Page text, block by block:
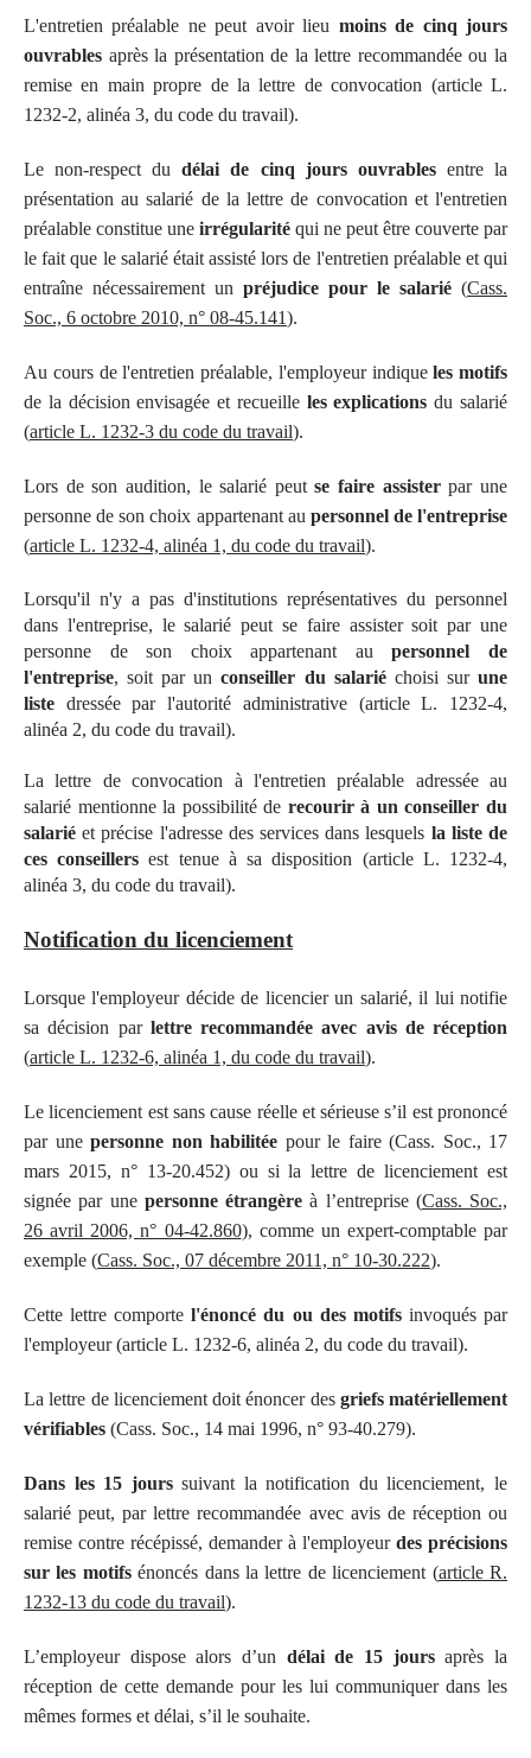
L'entretien préalable ne peut avoir lieu moins de cinq jours
ouvrables après la présentation de la lettre recommandée ou la
remise en main propre de la lettre de convocation (article L.
1232-2, alinéa 3, du code du travail).
Le non-respect dudélai de cinq jours ouvrablesentre la
présentation au salarié de la lettre de convocation et l'entretien
préalable constitue une irrégularité qui ne peut être couverte par
le fait que le salarié était assisté lors de l'entretien préalable et qui
entraîne nécessairement un préjudice pour le salarié (Cass.
Soc., 6 octobre 2010, n° 08-45.141).
Au cours de l'entretien préalable, l'employeur indiqueles motifs
de la décision envisagée et recueille les explications du salarié
(article L. 1232-3 du code du travail).
Lors de son audition, le salarié peutse faire assisterpar une
personne de son choix appartenant au personnel de l'entreprise
(article L. 1232-4, alinéa 1, du code du travail).
Lorsqu'il n'y a pas d'institutions représentatives du personnel
dans l'entreprise, le salarié peut se faire assister soit par une
personne de son choix appartenant aupersonnel de
l'entreprise, soit par unconseiller du salariéchoisi surune
liste dressée par l'autorité administrative (article L. 1232-4,
alinéa 2, du code du travail).
La lettre de convocation à l'entretien préalable adressée au
salarié mentionne la possibilité de recourir à un conseiller du
salarié et précise l'adresse des services dans lesquels la liste de
ces conseillersest tenue à sa disposition (article L. 1232-4,
alinéa 3, du code du travail).
Notification du licenciement
Lorsque l'employeur décide de licencier un salarié, il lui notifie
sa décision par lettre recommandée avec avis de réception
(article L. 1232-6, alinéa 1, du code du travail).
Le licenciement est sans cause réelle et sérieuse s’il est prononcé
par une personne non habilitée pour le faire (Cass. Soc., 17
mars 2015, n° 13-20.452) ou si la lettre de licenciement est
signée par une personne étrangère à l’entreprise (Cass. Soc.,
26 avril 2006, n° 04-42.860), comme un expert-comptable par
exemple (Cass. Soc., 07 décembre 2011, n° 10-30.222).
Cette lettre comportel'énoncé du ou des motifsinvoqués par
l'employeur (article L. 1232-6, alinéa 2, du code du travail).
La lettre de licenciement doit énoncer des griefs matériellement
vérifiables (Cass. Soc., 14 mai 1996, n° 93-40.279).
Dans les 15 jourssuivant la notification du licenciement, le
salarié peut, par lettre recommandée avec avis de réception ou
remise contre récépissé, demander à l'employeur des précisions
sur les motifsénoncés dans la lettre de licenciement (article R.
1232-13 du code du travail).
L’employeur dispose alors d’un délai de 15 joursaprès la
réception de cette demande pour les lui communiquer dans les
mêmes formes et délai, s’il le souhaite.